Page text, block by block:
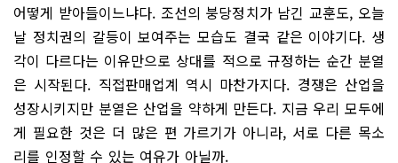
어떻게 받아들이느냐다. 조선의 붕당정치가 남긴 교훈도, 오늘
날 정치권의 갈등이 보여주는 모습도 결국 같은 이야기다. 생
각이 다르다는 이유만으로 상대를 적으로 규정하는 순간 분열
은 시작된다. 직접판매업계 역시 마찬가지다. 경쟁은 산업을
성장시키지만 분열은 산업을 약하게 만든다. 지금 우리 모두에
게 필요한 것은 더 많은 편 가르기가 아니라, 서로 다른 목소
리를 인정할 수 있는 여유가 아닐까.